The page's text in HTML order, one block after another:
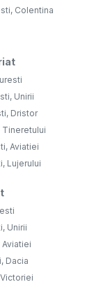
Colentina
Unirii
Dristor
Tineretului
Aviatiei
Lujerului
Unirii
Dacia